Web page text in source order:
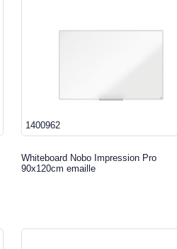
1400962
Whiteboard Nobo Impression Pro
90x120cm emaille